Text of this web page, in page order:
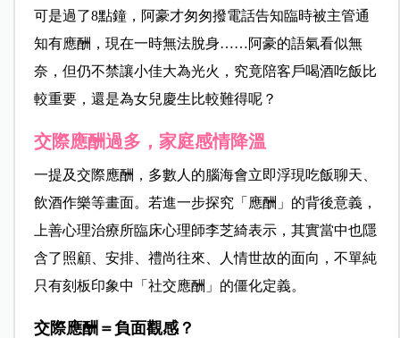
可是過了8點鐘，阿豪才匆匆撥電話告知臨時被主管通
知有應酬，現在一時無法脫身……阿豪的語氣看似無
奈，但仍不禁讓小佳大為光火，究竟陪客戶喝酒吃飯比
較重要，還是為女兒慶生比較難得呢？
交際應酬過多，家庭感情降溫
一提及交際應酬，多數人的腦海會立即浮現吃飯聊天、
飲酒作樂等畫面。若進一步探究「應酬」的背後意義，
上善心理治療所臨床心理師李芝綺表示，其實當中也隱
含了照顧、安排、禮尚往來、人情世故的面向，不單純
只有刻板印象中「社交應酬」的僵化定義。
交際應酬＝負面觀感？